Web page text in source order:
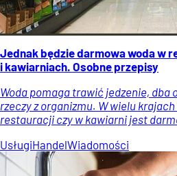
Jednak będzie darmowa woda w
i kawiarniach. Osobne przepisy
Woda pomaga trawić jedzenie, dba
rzeczy z organizmu. W wielu
restauracji czy w kawiarni jest
UsługiHandelWiadomości